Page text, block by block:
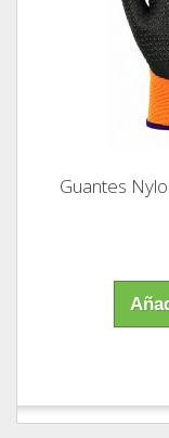
Guantes